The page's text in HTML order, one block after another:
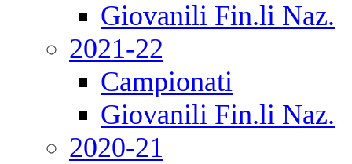
Giovanili Fin.li Naz.
2021-22
Campionati
Giovanili Fin.li Naz.
2020-21